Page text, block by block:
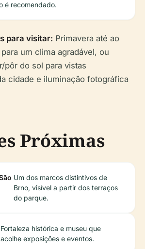
é recomendado.
para visitar: Primavera até ao
um clima agradável, ou
pôr do sol para vistas
cidade e iluminação fotográfica
Próximas
Um dos marcos distintivos de
Brno, visível a partir dos terraços
do parque.
Fortaleza histórica e museu que
acolhe exposições e eventos.